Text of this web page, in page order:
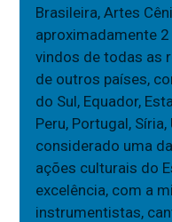
Brasileira, Artes
aproximadamente
vindos de todas as
de outros países,
do Sul, Equador,
Peru, Portugal,
considerado uma
ações culturais do
excelência, com a
instrumentistas,